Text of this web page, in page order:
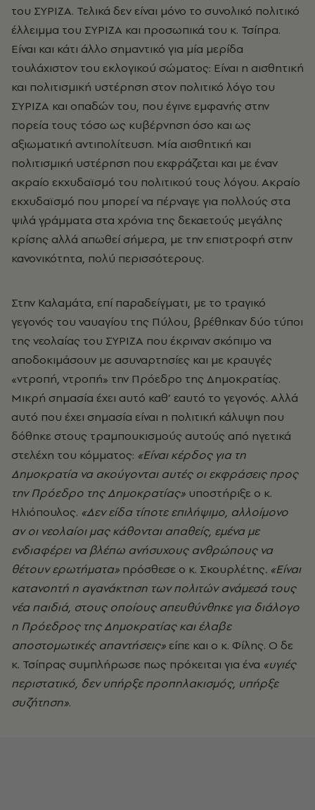
του ΣΥΡΙΖΑ. Τελικά δεν είναι μόνο το συνολικό πολιτικό
έλλειμμα του ΣΥΡΙΖΑ και προσωπικά του κ. Τσίπρα.
Είναι και κάτι άλλο σημαντικό για μία μερίδα
τουλάχιστον του εκλογικού σώματος: Είναι η αισθητική
και πολιτισμική υστέρηση στον πολιτικό λόγο του
ΣΥΡΙΖΑ και οπαδών του, που έγινε εμφανής στην
πορεία τους τόσο ως κυβέρνηση όσο και ως
αξιωματική αντιπολίτευση. Μία αισθητική και
πολιτισμική υστέρηση που εκφράζεται και με έναν
ακραίο εκχυδαϊσμό του πολιτικού τους λόγου. Ακραίο
εκχυδαϊσμό που μπορεί να πέρναγε για πολλούς στα
ψιλά γράμματα στα χρόνια της δεκαετούς μεγάλης
κρίσης αλλά απωθεί σήμερα, με την επιστροφή στην
κανονικότητα, πολύ περισσότερους.
Στην Καλαμάτα, επί παραδείγματι, με το τραγικό
γεγονός του ναυαγίου της Πύλου, βρέθηκαν δύο τύποι
της νεολαίας του ΣΥΡΙΖΑ που έκριναν σκόπιμο να
αποδοκιμάσουν με ασυναρτησίες και με κραυγές
«ντροπή, ντροπή» την Πρόεδρο της Δημοκρατίας.
Μικρή σημασία έχει αυτό καθ’ εαυτό το γεγονός. Αλλά
αυτό που έχει σημασία είναι η πολιτική κάλυψη που
δόθηκε στους τραμπουκισμούς αυτούς από ηγετικά
στελέχη του κόμματος: «Είναι κέρδος για τη
Δημοκρατία να ακούγονται αυτές οι εκφράσεις προς
την Πρόεδρο της Δημοκρατίας» υποστήριξε ο κ.
Ηλιόπουλος. «Δεν είδα τίποτε επιλήψιμο, αλλοίμονο
αν οι νεολαίοι μας κάθονται απαθείς, εμένα με
ενδιαφέρει να βλέπω ανήσυχους ανθρώπους να
θέτουν ερωτήματα» πρόσθεσε ο κ. Σκουρλέτης. «Είναι
κατανοητή η αγανάκτηση των πολιτών ανάμεσά τους
νέα παιδιά, στους οποίους απευθύνθηκε για διάλογο
η Πρόεδρος της Δημοκρατίας και έλαβε
αποστομωτικές απαντήσεις» είπε και ο κ. Φίλης. Ο δε
κ. Τσίπρας συμπλήρωσε πως πρόκειται για ένα «υγιές
περιστατικό, δεν υπήρξε προπηλακισμός, υπήρξε
συζήτηση».